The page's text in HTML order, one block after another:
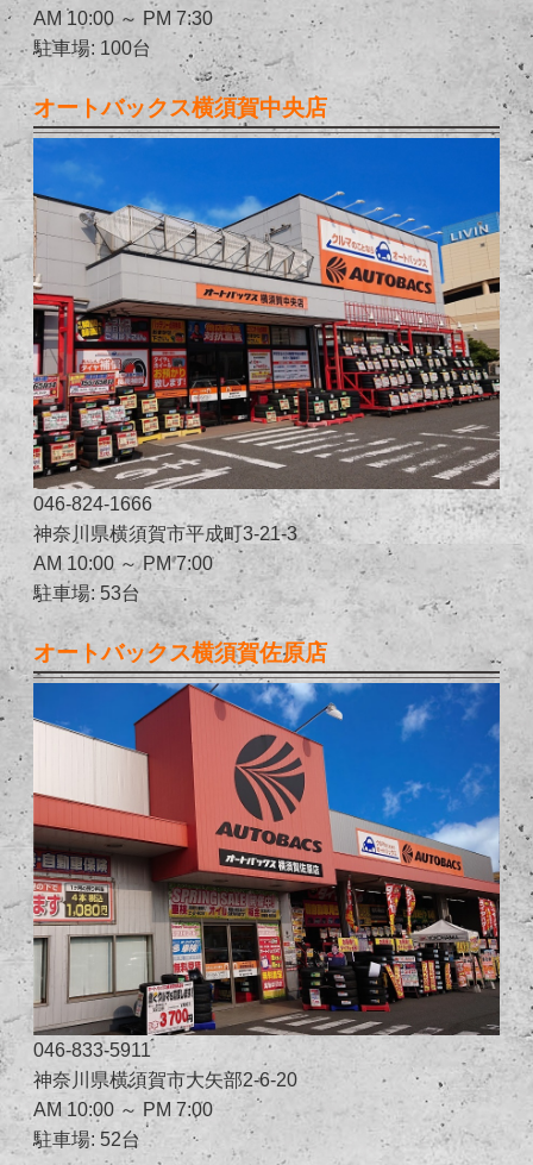
AM 10:00 ～ PM 7:30
駐車場: 100台
オートバックス横須賀中央店
046-824-1666
神奈川県横須賀市平成町3-21-3
AM 10:00 ～ PM 7:00
駐車場: 53台
オートバックス横須賀佐原店
046-833-5911
神奈川県横須賀市大矢部2-6-20
AM 10:00 ～ PM 7:00
駐車場: 52台